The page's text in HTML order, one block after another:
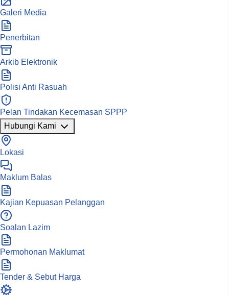
Galeri Media
Penerbitan
Arkib Elektronik
Polisi Anti Rasuah
Pelan Tindakan Kecemasan SPPP
Hubungi Kami
Lokasi
Maklum Balas
Kajian Kepuasan Pelanggan
Soalan Lazim
Permohonan Maklumat
Tender & Sebut Harga